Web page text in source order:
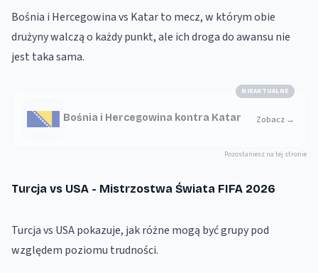
Bośnia i Hercegowina vs Katar to mecz, w którym obie
drużyny walczą o każdy punkt, ale ich droga do awansu nie
jest taka sama.
NIEAKTUALNE
Bośnia i Hercegowina kontra Katar Zobacz →
Pozostaniesz na tej stronie
Turcja vs USA - Mistrzostwa Świata FIFA 2026
Turcja vs USA pokazuje, jak różne mogą być grupy pod
względem poziomu trudności.